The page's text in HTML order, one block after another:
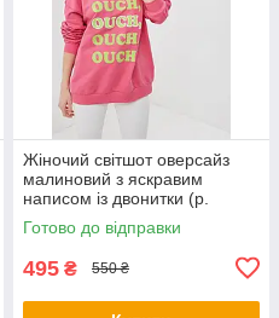
Жіночий світшот оверсайз
малиновий з яскравим
написом із двонитки (р.
oversize) 1043193r
Готово до відправки
495 ₴ 550 ₴